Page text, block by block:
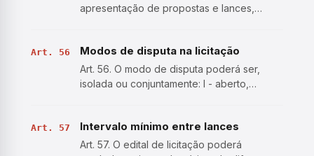
apresentação de propostas e lances,
aquisição de bens: a) 8 (oito) dias úteis,
quando adotados os critérios…
Art. 56 Modos de disputa na licitação
Art. 56. O modo de disputa poderá ser,
isolada ou conjuntamente: I - aberto,
públicos e sucessivos, crescentes ou
decrescentes; II - fechado, h…
Art. 57 Intervalo mínimo entre lances
Art. 57. O edital de licitação poderá